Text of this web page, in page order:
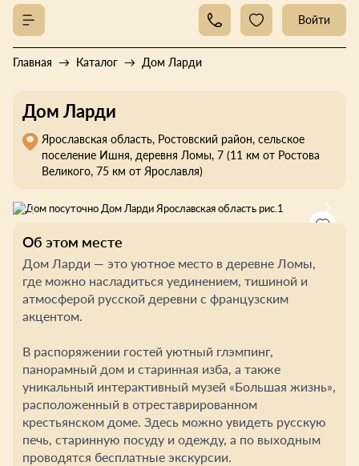
Войти
Главная Каталог Дом Ларди
Дом Ларди
Ярославская область, Ростовский район, сельское
поселение Ишня, деревня Ломы, 7 (11 км от Ростова
Великого, 75 км от Ярославля)
Об этом месте
Дом Ларди — это уютное место в деревне Ломы,
где можно насладиться уединением, тишиной и
атмосферой русской деревни с французским
акцентом.
В распоряжении гостей уютный глэмпинг,
панорамный дом и старинная изба, а также
уникальный интерактивный музей «Большая жизнь»,
расположенный в отреставрированном
крестьянском доме. Здесь можно увидеть русскую
печь, старинную посуду и одежду, а по выходным
проводятся бесплатные экскурсии.